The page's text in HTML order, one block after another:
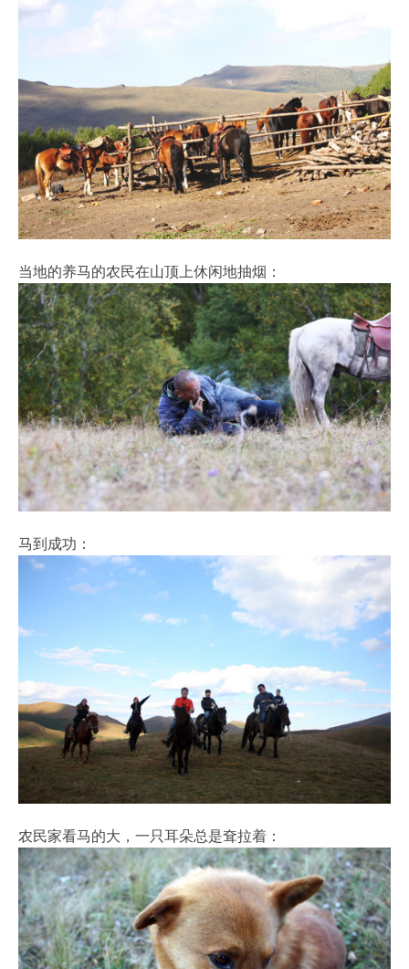
当地的养马的农民在山顶上休闲地抽烟：
马到成功：
农民家看马的大，一只耳朵总是耷拉着：